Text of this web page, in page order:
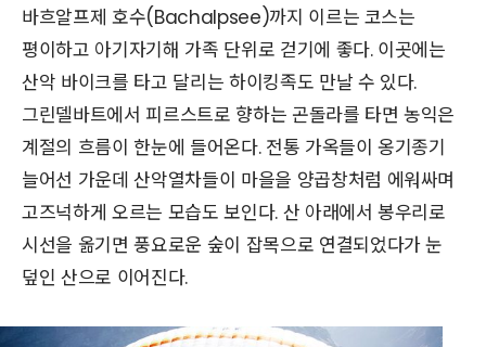
바흐알프제 호수(Bachalpsee)까지 이르는 코스는
평이하고 아기자기해 가족 단위로 걷기에 좋다. 이곳에는
산악 바이크를 타고 달리는 하이킹족도 만날 수 있다.
그린델바트에서 피르스트로 향하는 곤돌라를 타면 농익은
계절의 흐름이 한눈에 들어온다. 전통 가옥들이 옹기종기
늘어선 가운데 산악열차들이 마을을 양곱창처럼 에워싸며
고즈넉하게 오르는 모습도 보인다. 산 아래에서 봉우리로
시선을 옮기면 풍요로운 숲이 잡목으로 연결되었다가 눈
덮인 산으로 이어진다.